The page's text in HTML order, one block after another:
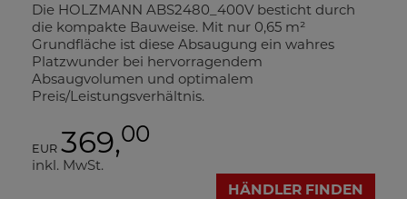
Die HOLZMANN ABS2480_400V besticht durch
die kompakte Bauweise. Mit nur 0,65 m²
Grundfläche ist diese Absaugung ein wahres
Platzwunder bei hervorragendem
Absaugvolumen und optimalem
Preis/Leistungsverhältnis.
EUR 369,00
inkl. MwSt.
HÄNDLER FINDEN